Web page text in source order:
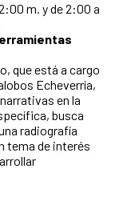
m. y de 2:00 a
que está a cargo
Echeverría,
en la
busca
radiografía
tema de interés